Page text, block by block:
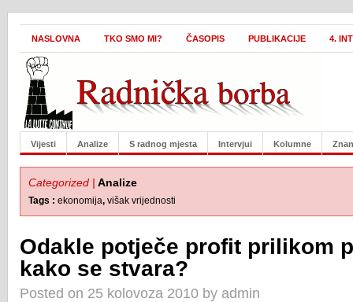
NASLOVNA TKO SMO MI? ČASOPIS PUBLIKACIJE 4.
Vijesti Analize S radnog mjesta Intervjui Kolumne
Categorized | Analize
Tags : ekonomija, višak vrijednosti
Odakle potječe profit prilikom
kako se stvara?
Posted on 25 kolovoza 2010 by admin